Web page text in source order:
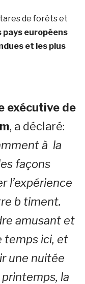
de forêts et
pays européens
et les plus
exécutive de
, a déclaré:
à la
façons
l’expérience
b timent.
amusant et
temps ici, et
une nuitée
la